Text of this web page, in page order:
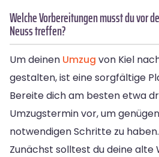
Welche Vorbereitungen musst du vor
Neuss treffen?
Um deinen Umzug von Kiel
gestalten, ist eine sorgfältige
Bereite dich am besten etwa
Umzugstermin vor, um
notwendigen Schritte zu haben.
Zunächst solltest du deine alte